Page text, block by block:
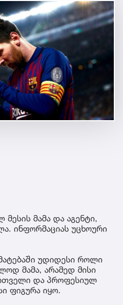
მამა და აგენტი,
ინფორმაციას უცხოური
უდიდესი როლი
მამა, არამედ მისი
და პროფესიულ
ფიგურა იყო.